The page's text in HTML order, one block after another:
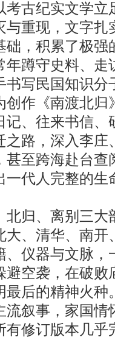
考古纪实文学立
与重现，文字扎
础，积累了极强
年蹲守史料、走
书写民国知识分
创作《南渡北归
记、往来书信、
之路，深入李庄
甚至跨海赴台查
一代人完整的生
北归、离别三
大、清华、南开
、仪器与文脉，
避空袭，在破败
最后的精神火
流叙事，家国情
有修订版本几乎